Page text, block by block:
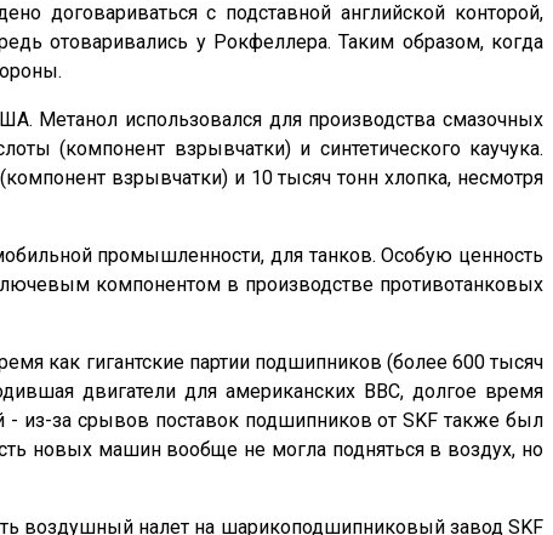
договариваться с подставной английской конторой,
отоваривались у Рокфеллера. Таким образом, когда
Метанол использовался для производства смазочных
(компонент взрывчатки) и синтетического каучука.
взрывчатки) и 10 тысяч тонн хлопка, несмотря
промышленности, для танков. Особую ценность
компонентом в производстве противотанковых
как гигантские партии подшипников (более 600 тысяч
двигатели для американских ВВС, долгое время
- из-за срывов поставок подшипников от SKF также был
новых машин вообще не могла подняться в воздух, но
воздушный налет на шарикоподшипниковый завод SKF